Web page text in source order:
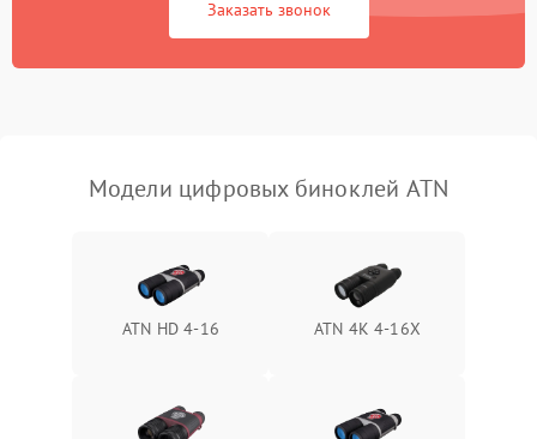
1500 ₽ Подробнее →
Заказать звонок
Модели цифровых биноклей ATN
ATN HD 4-16 ATN 4K 4-16X